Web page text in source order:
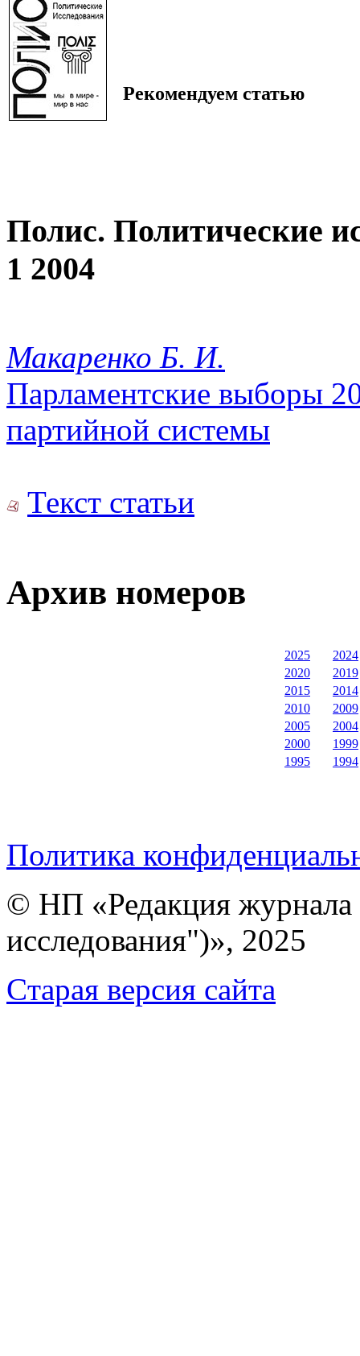
Рекомендуем статью
Полис. Политические
1 2004
Макаренко Б. И.
Парламентские выборы
партийной системы
Текст статьи
Архив номеров
2025
2024
2020
2019
2015
2014
2010
2009
2005
2004
2000
1999
1995
1994
Политика
© НП «Редакция
исследования")», 2025
Cтарая версия сайта